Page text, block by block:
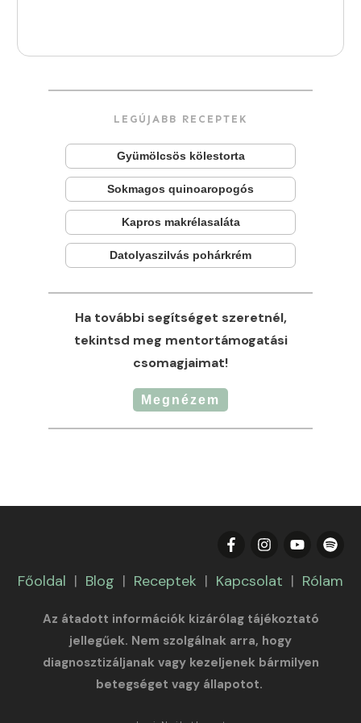
LEGÚJABB RECEPTEK
Gyümölcsös kölestorta
Sokmagos quinoaropogós
Kapros makrélasaláta
Datolyaszilvás pohárkrém
Ha további segítséget szeretnél,
tekintsd meg mentortámogatási
csomagjaimat!
Megnézem
Főoldal | Blog | Receptek | Kapcsolat | Rólam
Az átadott információk kizárólag tájékoztató
jellegűek. Nem szolgálnak arra, hogy
diagnosztizáljanak vagy kezeljenek bármilyen
betegséget vagy állapotot.